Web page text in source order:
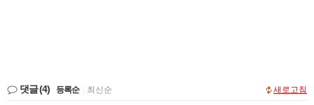
댓글(4) 등록순 최신순 새로고침